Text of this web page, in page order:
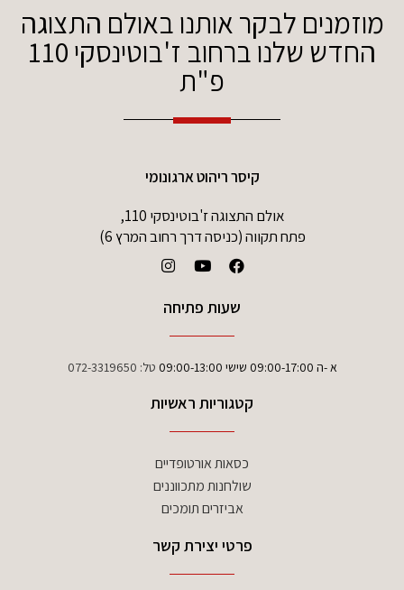
מוזמנים לבקר אותנו באולם התצוגה
החדש שלנו ברחוב ז'בוטינסקי 110
פ"ת
קיסר ריהוט ארגונומי
אולם התצוגה ז'בוטינסקי 110,
פתח תקווה (כניסה דרך רחוב המרץ 6)
שעות פתיחה
א -ה 09:00-17:00 שישי 09:00-13:00 טל: 072-3319650
קטגוריות ראשיות
כסאות אורטופדיים
שולחנות מתכווננים
אביזרים תומכים
פרטי יצירת קשר